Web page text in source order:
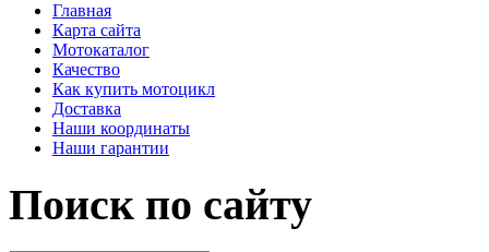
Главная
Карта сайта
Мотокаталог
Качество
Как купить мотоцикл
Доставка
Наши координаты
Наши гарантии
Поиск по сайту